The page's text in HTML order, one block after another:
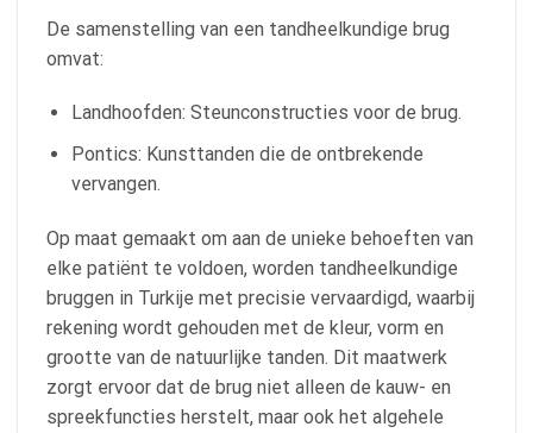
De samenstelling van een tandheelkundige brug
omvat:
Landhoofden: Steunconstructies voor de brug.
Pontics: Kunsttanden die de ontbrekende
vervangen.
Op maat gemaakt om aan de unieke behoeften van
elke patiënt te voldoen, worden tandheelkundige
bruggen in Turkije met precisie vervaardigd, waarbij
rekening wordt gehouden met de kleur, vorm en
grootte van de natuurlijke tanden. Dit maatwerk
zorgt ervoor dat de brug niet alleen de kauw- en
spreekfuncties herstelt, maar ook het algehele